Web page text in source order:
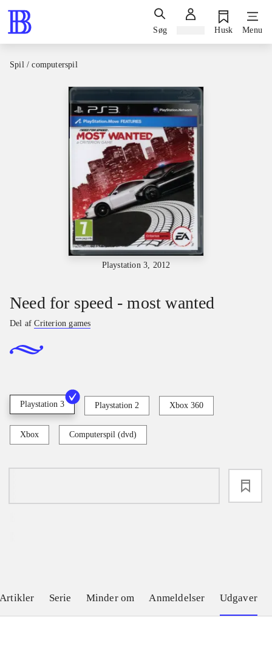
Søg Husk Menu
Spil / computerspil
Playstation 3, 2012
Need for speed - most wanted
Del afCriterion games
Playstation 3 Playstation 2 Xbox 360
Xbox Computerspil (dvd)
Artikler Serie Minder om Anmeldelser Udgaver